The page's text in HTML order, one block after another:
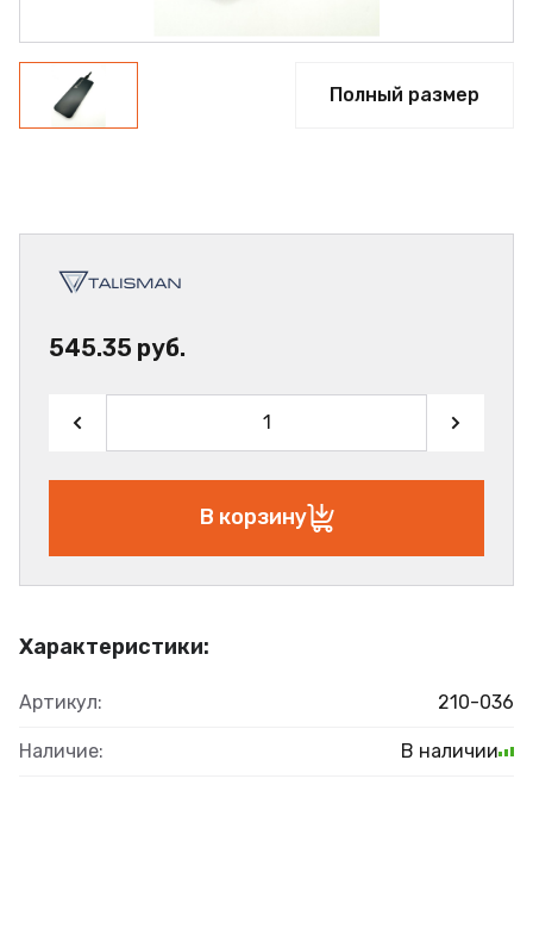
Полный размер
Характеристики:
Артикул: 210-036
Наличие: В наличии
545.35 руб.
В корзину